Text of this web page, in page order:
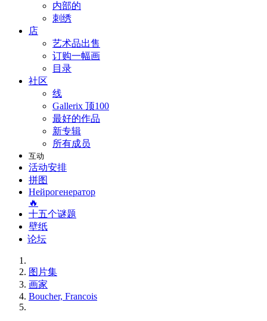
内部的
刺绣
店
艺术品出售
订购一幅画
目录
社区
线
Gallerix 顶100
最好的作品
新专辑
所有成员
互动
活动安排
拼图
Нейрогенератор
🔥
十五个谜题
壁纸
论坛
图片集
画家
Boucher, Francois